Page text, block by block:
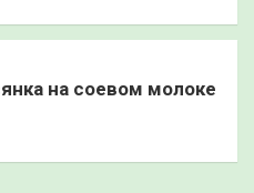
на соевом молоке